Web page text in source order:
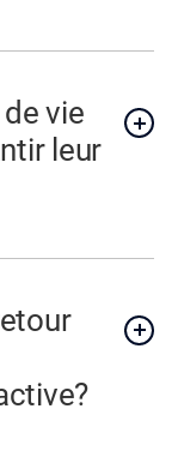
vie
leur